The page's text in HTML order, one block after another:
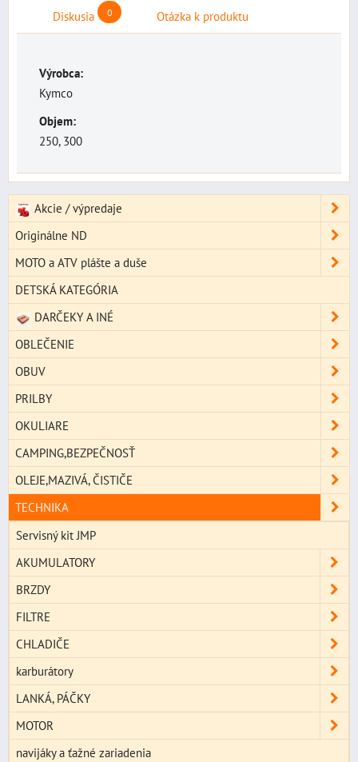
Diskusia 0 Otázka k produktu
Výrobca:
Kymco
Objem:
250, 300
Akcie / výpredaje
Originálne ND
MOTO a ATV plášte a duše
DETSKÁ KATEGÓRIA
DARČEKY A INÉ
OBLEČENIE
OBUV
PRILBY
OKULIARE
CAMPING,BEZPEČNOSŤ
OLEJE,MAZIVÁ, ČISTIČE
TECHNIKA
Servisný kit JMP
AKUMULATORY
BRZDY
FILTRE
CHLADIČE
karburátory
LANKÁ, PÁČKY
MOTOR
navijáky a ťažné zariadenia